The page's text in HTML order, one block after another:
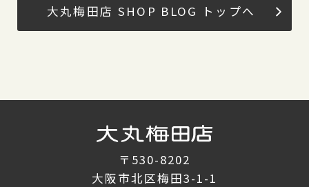
大丸梅田店 SHOP BLOG トップへ
〒530-8202
大阪市北区梅田3-1-1